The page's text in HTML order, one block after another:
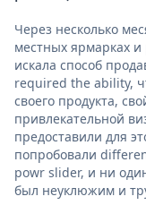
Через несколько
местных ярмарках
искала способ
required the ability,
своего продукта,
привлекательной
предоставили для
попробовали
powr slider, и ни
был неуклюжим и